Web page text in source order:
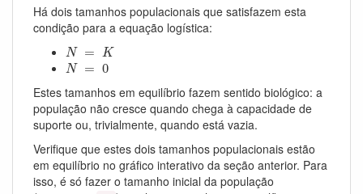
Há dois tamanhos populacionais que satisfazem esta
condição para a equação logística:
N = K
N
N = 0
N
Estes tamanhos em equilíbrio fazem sentido biológico: a
população não cresce quando chega à capacidade de
suporte ou, trivialmente, quando está vazia.
Verifique que estes dois tamanhos populacionais estão
em equilíbrio no gráfico interativo da seção anterior. Para
isso, é só fazer o tamanho inicial da população